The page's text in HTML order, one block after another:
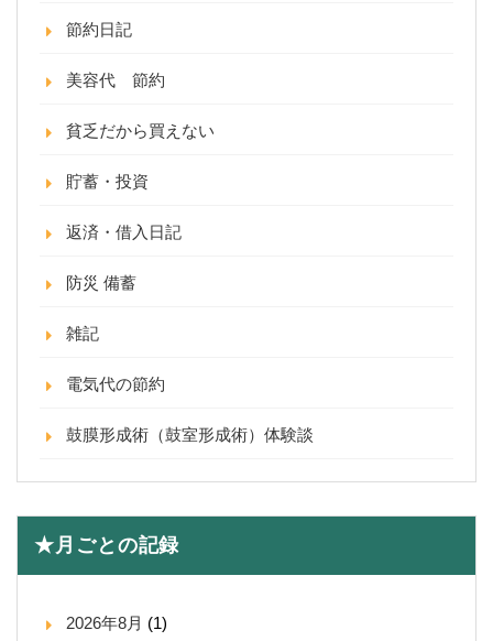
節約日記
美容代 節約
貧乏だから買えない
貯蓄・投資
返済・借入日記
防災 備蓄
雑記
電気代の節約
鼓膜形成術（鼓室形成術）体験談
★月ごとの記録
2026年8月 (1)